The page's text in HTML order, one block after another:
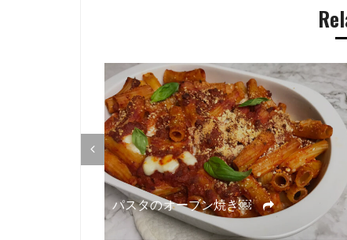
ー
シ
ョ
ン
パスタのオーブン焼き￼